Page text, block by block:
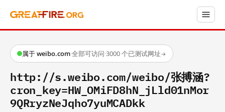
属于 weibo.com·全部可访问·3000 个已测试网址→
http://s.weibo.com/weibo/张搏涵?
cron_key=HW_OMiFD8hN_jLld01nMor
9QRryzNeJqho7yuMCADkk